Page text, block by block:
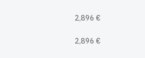
2,896 €
2,896 €